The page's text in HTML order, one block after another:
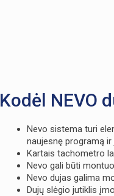
Kodėl NEVO
Nevo sistema turi
naujesnę programą
Kartais tachometro
Nevo gali būti
Nevo dujas galima
Dujų slėgio jutiklis